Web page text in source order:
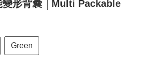
變形背囊 │Multi Packable
Green